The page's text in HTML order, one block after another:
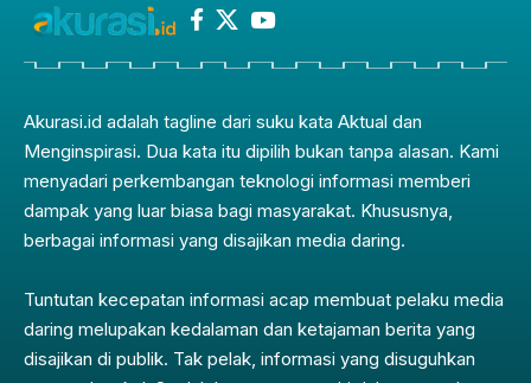
Akurasi.id adalah tagline dari suku kata Aktual dan
Menginspirasi. Dua kata itu dipilih bukan tanpa alasan. Kami
menyadari perkembangan teknologi informasi memberi
dampak yang luar biasa bagi masyarakat. Khususnya,
berbagai informasi yang disajikan media daring.
Tuntutan kecepatan informasi acap membuat pelaku media
daring melupakan kedalaman dan ketajaman berita yang
disajikan di publik. Tak pelak, informasi yang disuguhkan